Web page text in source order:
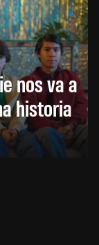
nos va a
historia